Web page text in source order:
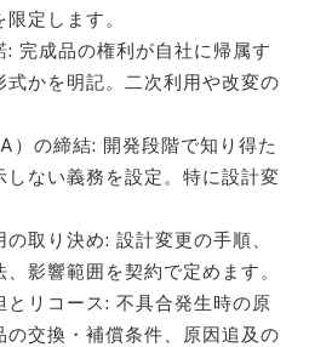
定します。
: 完成品の権利が自社に帰属す
式かを明記。二次利用や改変の
）の締結: 開発段階で知り得た
しない義務を設定。特に設計変
取り決め: 設計変更の手順、
影響範囲を契約で定めます。
とリコース: 不具合発生時の原
の交換・補償条件、原因追及の